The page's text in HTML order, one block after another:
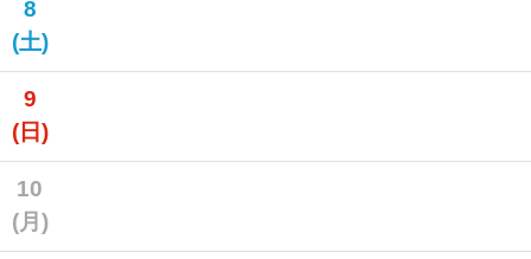
8
(土)
9
(日)
10
(月)